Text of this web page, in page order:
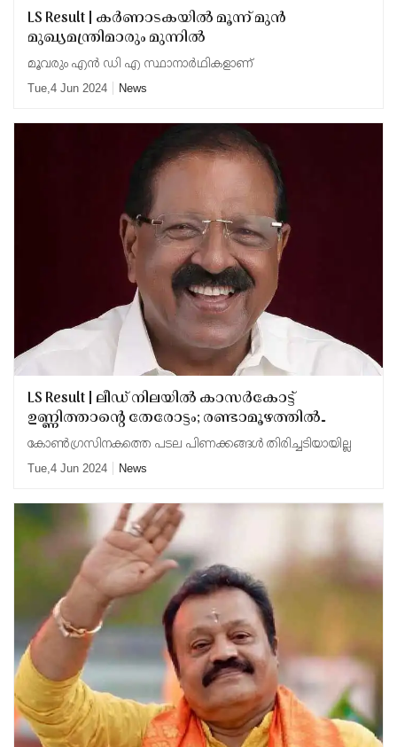
LS Result | കർണാടകയിൽ മൂന്ന് മുൻ
മുഖ്യമന്ത്രിമാരും മുന്നിൽ
മൂവരും എൻ ഡി എ സ്ഥാനാർഥികളാണ്
Tue,4 Jun 2024 News
LS Result | ലീഡ് നിലയിൽ കാസര്‍കോട്ട്
ഉണ്ണിത്താന്റെ തേരോട്ടം; രണ്ടാമൂഴത്തിൽ
കൂടുതല്‍ കരുത്തനായി മാറി
കോണ്‍ഗ്രസിനകത്തെ പടല പിണക്കങ്ങള്‍ തിരിച്ചടിയായില്ല
Tue,4 Jun 2024 News